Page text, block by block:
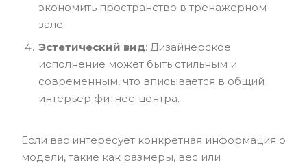
экономить пространство в тренажерном
зале.
Эстетический вид: Дизайнерское
исполнение может быть стильным и
современным, что вписывается в общий
интерьер фитнес-центра.
Если вас интересует конкретная информация о
модели, такие как размеры, вес или